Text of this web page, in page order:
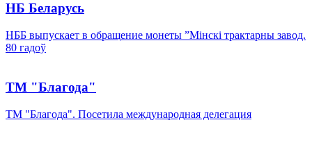
НБ Беларусь
НББ выпускает в обращение монеты ”Мінскі трактарны завод.
80 гадоў
ТМ "Благода"
ТМ "Благода". Посетила международная делегация